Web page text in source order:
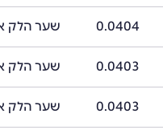
0.0404 שער הלק אלבני
0.0403 שער הלק אלבני
0.0403 שער הלק אלבני